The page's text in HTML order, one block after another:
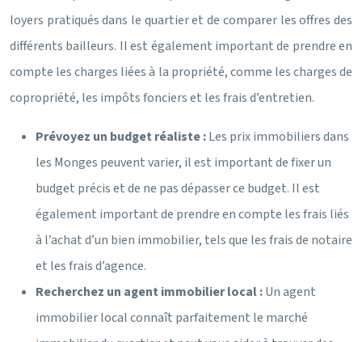
loyers pratiqués dans le quartier et de comparer les offres des
différents bailleurs. Il est également important de prendre en
compte les charges liées à la propriété, comme les charges de
copropriété, les impôts fonciers et les frais d’entretien.
Prévoyez un budget réaliste :Les prix immobiliers dans
les Monges peuvent varier, il est important de fixer un
budget précis et de ne pas dépasser ce budget. Il est
également important de prendre en compte les frais liés
à l’achat d’un bien immobilier, tels que les frais de notaire
et les frais d’agence.
Recherchez un agent immobilier local :Un agent
immobilier local connaît parfaitement le marché